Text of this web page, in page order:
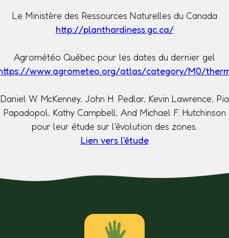
Le Ministère des Ressources Naturelles du Canada
http://planthardiness.gc.ca/
Agrométéo Québec pour les dates du dernier gel
www.agrometeo.org/atlas/category/M0/
Daniel W. McKenney, John H. Pedlar, Kevin Lawrence, Pia
Papadopol, Kathy Campbell, And Michael F. Hutchinson
pour leur étude sur l'évolution des zones.
Lien vers l'étude